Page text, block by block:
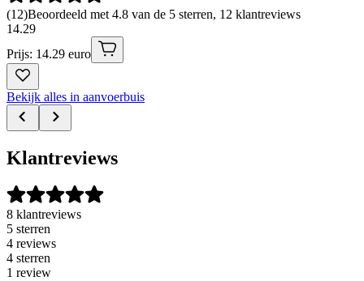
(12)Beoordeeld met 4.8 van de 5 sterren, 12 klantreviews
14.29
Prijs: 14.29 euro
Bekijk alles in aanvoerbuis
Klantreviews
8 klantreviews
5 sterren
4 reviews
4 sterren
1 review